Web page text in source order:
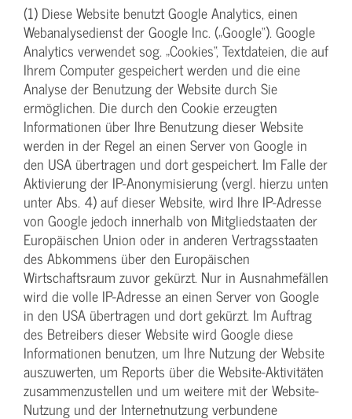
(1) Diese Website benutzt Google Analytics, einen
Webanalysedienst der Google Inc. („Google“). Google
Analytics verwendet sog. „Cookies“, Textdateien, die auf
Ihrem Computer gespeichert werden und die eine
Analyse der Benutzung der Website durch Sie
ermöglichen. Die durch den Cookie erzeugten
Informationen über Ihre Benutzung dieser Website
werden in der Regel an einen Server von Google in
den USA übertragen und dort gespeichert. Im Falle der
Aktivierung der IP-Anonymisierung (vergl. hierzu unten
unter Abs. 4) auf dieser Website, wird Ihre IP-Adresse
von Google jedoch innerhalb von Mitgliedstaaten der
Europäischen Union oder in anderen Vertragsstaaten
des Abkommens über den Europäischen
Wirtschaftsraum zuvor gekürzt. Nur in Ausnahmefällen
wird die volle IP-Adresse an einen Server von Google
in den USA übertragen und dort gekürzt. Im Auftrag
des Betreibers dieser Website wird Google diese
Informationen benutzen, um Ihre Nutzung der Website
auszuwerten, um Reports über die Website-Aktivitäten
zusammenzustellen und um weitere mit der Website-
Nutzung und der Internetnutzung verbundene